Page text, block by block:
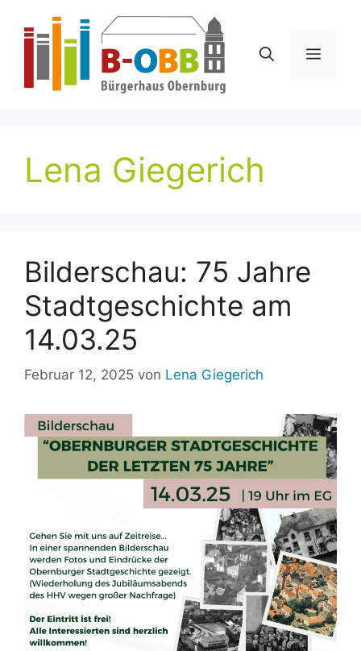
Inhalt
springen
Menü
Lena Giegerich
Bilderschau: 75 Jahre
Stadtgeschichte am
14.03.25
Februar 12, 2025 von Lena Giegerich